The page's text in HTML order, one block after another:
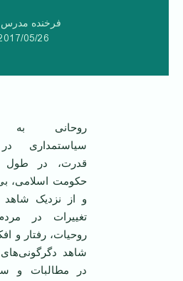
فرخنده مدرس
05/26
روحانی به
سیاستمداری
قدرت، در طول
حکومت اسلامی،
و از نزدیک شاهد
تغییرات در
روحیات، رفتار و
شاهد
در مطالبات و